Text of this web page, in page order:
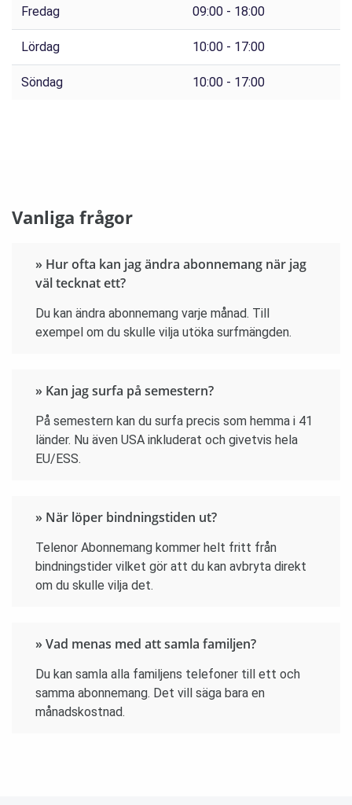
Fredag 09:00 - 18:00
Lördag 10:00 - 17:00
Söndag 10:00 - 17:00
Vanliga frågor
» Hur ofta kan jag ändra abonnemang när jag
väl tecknat ett?
Du kan ändra abonnemang varje månad. Till
exempel om du skulle vilja utöka surfmängden.
» Kan jag surfa på semestern?
På semestern kan du surfa precis som hemma i 41
länder. Nu även USA inkluderat och givetvis hela
EU/ESS.
» När löper bindningstiden ut?
Telenor Abonnemang kommer helt fritt från
bindningstider vilket gör att du kan avbryta direkt
om du skulle vilja det.
» Vad menas med att samla familjen?
Du kan samla alla familjens telefoner till ett och
samma abonnemang. Det vill säga bara en
månadskostnad.